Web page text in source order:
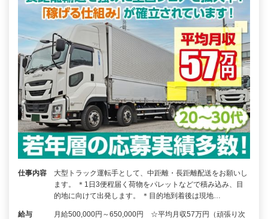
仕事内容
大型トラック運転手として、中距離・長距離配送をお願いし
ます。 ＊1日3便程届く荷物をパレットなどで積み込み、目
的地に向けて出発します。 ＊目的地到着後は現地…
給与
月給500,000円～650,000円 ☆平均月収57万円（頑張り次